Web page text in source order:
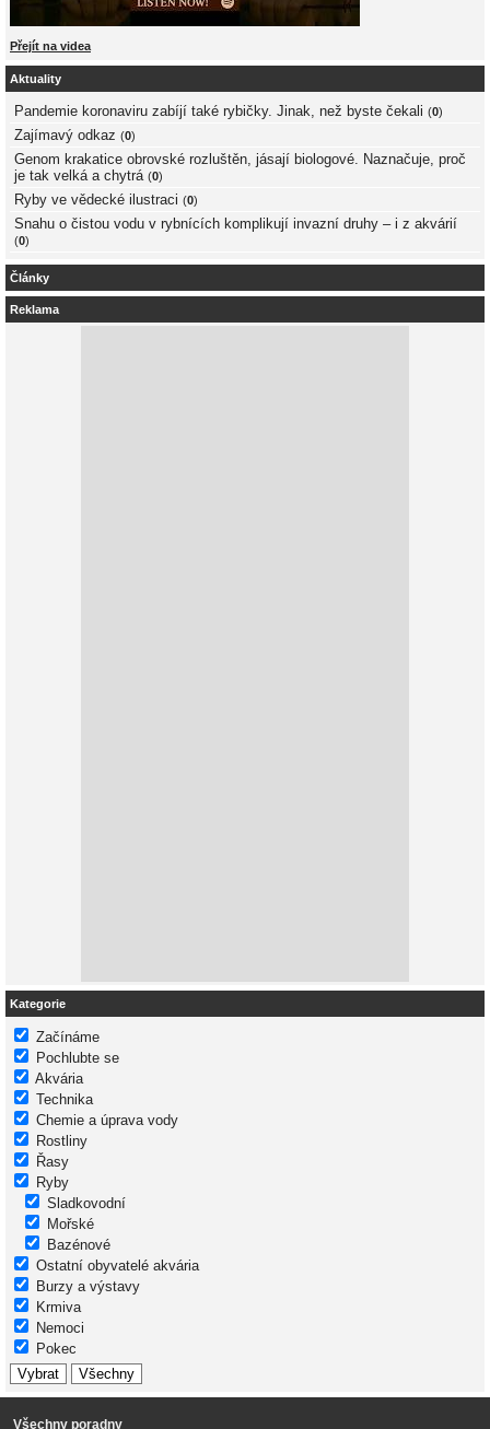
Přejít na videa
Aktuality
Pandemie koronaviru zabíjí také rybičky. Jinak, než byste čekali (0)
Zajímavý odkaz (0)
Genom krakatice obrovské rozluštěn, jásají biologové. Naznačuje, proč
je tak velká a chytrá (0)
Ryby ve vědecké ilustraci (0)
Snahu o čistou vodu v rybnících komplikují invazní druhy – i z akvárií
(0)
Články
Reklama
Kategorie
Začínáme
Pochlubte se
Akvária
Technika
Chemie a úprava vody
Rostliny
Řasy
Ryby
Sladkovodní
Mořské
Bazénové
Ostatní obyvatelé akvária
Burzy a výstavy
Krmiva
Nemoci
Pokec
Všechny poradny